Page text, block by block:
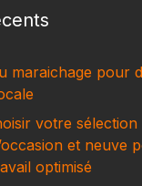
maraichage pour
votre sélection
et neuve
optimisé